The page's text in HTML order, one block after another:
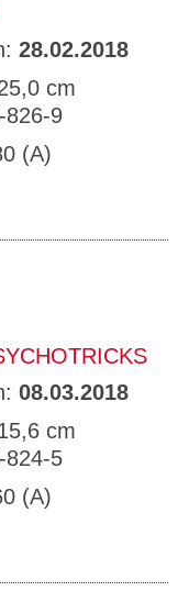
28.02.2018
cm
826-9
(A)
08.03.2018
cm
824-5
(A)